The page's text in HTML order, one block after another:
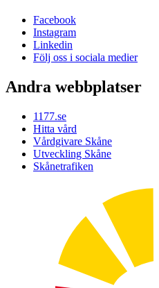
Facebook
Instagram
Linkedin
Följ oss i sociala medier
Andra webbplatser
1177.se
Hitta vård
Vårdgivare Skåne
Utveckling Skåne
Skånetrafiken